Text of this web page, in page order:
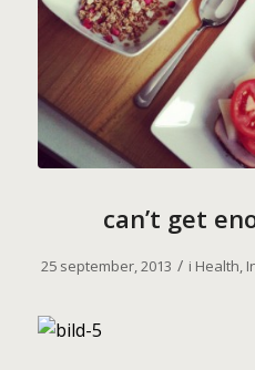
can’t get
25 september, 2013 / i Health,